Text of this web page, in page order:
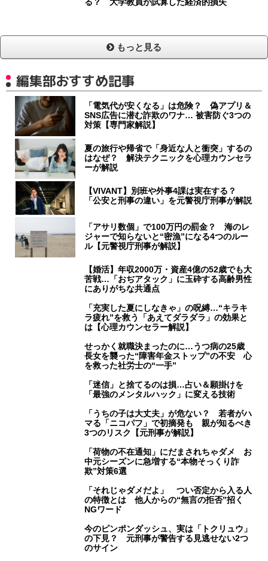
もっと見る
編集部おすすめ記事
「電気代が安くなる」は危険？ 偽アプリ＆
SNS広告に潜む詐欺のワナ… 被害防ぐ3つの
対策【専門家解説】
夏の旅行や帰省で「身近な人と衝突」するの
はなぜ？ 解決テクニックを心理カウンセラ
ーが解説
【VIVANT】別班や外事4課は実在する？
「公安と刑事の違い」を元警視庁刑事が解説
「アサリ数個」で100万円の罰金？ 海のレ
ジャーで知らないと“密漁”になる4つのルー
ル【元警視庁刑事が解説】
【婚活】年収2000万・資産4億の52歳でも大
苦戦…「おぢアタック」に玉砕する高齢男性
にありがちな共通点
「充実した夏にしなきゃ」の呪縛…“キラキ
ラ疲れ”を救う「あえてダラダラ」の効果と
は【心理カウンセラー解説】
せっかく就職決まったのに…うつ病の25歳
長女を襲った“障害年金ストップ”の不安 心
を救った社労士の“一手”
「迷信」と捨てるのは損…占い＆願掛けを
「最強のメンタルハック」に変える技術
「うちの子は大丈夫」が危ない？ 若者がハ
マる「ニコパフ」で初摘発も 親が知るべき
3つのリスク【元刑事が解説】
「荷物の不在通知」にだまされちゃダメ お
中元シーズンに急増する“本物そっくり詐
欺”対策6選
「それじゃダメだよ」 つい否定から入る人
の特徴とは 他人からの“無言の拒否”招く
NGワード
今のピンポンダッシュ、実は「トクリュウ」
の下見？ 元刑事が警告する見逃せない2つ
のサイン